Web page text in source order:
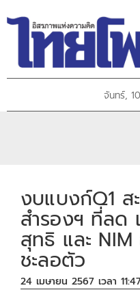
จันทร์,
งบแบงก์Q1 ส
สำรองฯ ที่ลด
สุทธิ และ
ชะลอตัว
24 เมษายน 2567 เวลา